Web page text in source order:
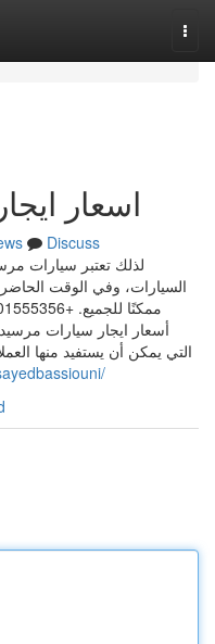
اسعار
Discuss
لذلك تعتبر سيارات
السيارات، وفي الوقت
أسعار ايجار سيارات
التي يمكن أن يستفيد منها